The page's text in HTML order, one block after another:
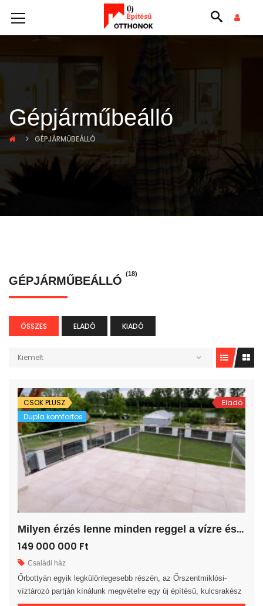
Gépjárműbeálló
GÉPJÁRMŰBEÁLLÓ
GÉPJÁRMŰBEÁLLÓ
(18)
ÖSSZES ELADÓ KIADÓ
Kiemelt
CSOK PLUSZ
Dupla komfortos
Eladó
M
ilyen érzés lenne minden reggel a vízre és a természetre ébredni?
149 000 000 Ft
Családi ház
Őrbottyán egyik legkülönlegesebb részén, az Őrszentmiklósi-
víztározó partján kínálunk megvételre egy új építésű, kulcsrakész
családi házat, amely páratlan 360 fokos örökpanorámával